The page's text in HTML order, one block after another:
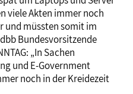
viele Akten immer noch
und müssten somit im
Bundesvorsitzende
„In Sachen
und E-Government
noch in der Kreidezeit